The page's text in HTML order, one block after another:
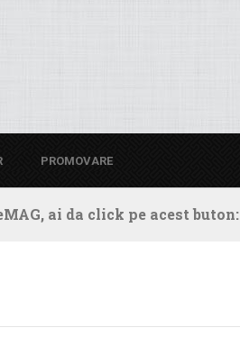
PROMOVARE
ai da click pe acest buton: